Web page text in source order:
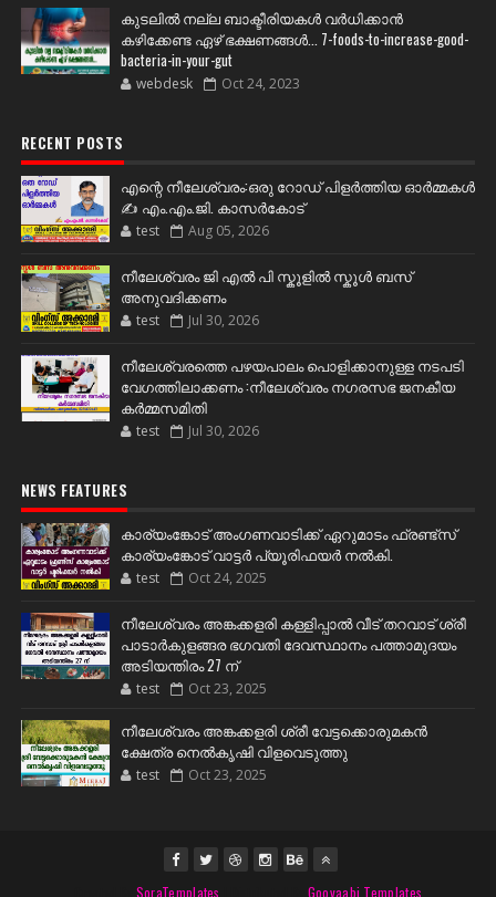
കുടലിൽ നല്ല ബാക്ടീരിയകൾ വര്‍ധിക്കാന്‍
കഴിക്കേണ്ട ഏഴ് ഭക്ഷണങ്ങള്‍... 7-foods-to-increase-good-
bacteria-in-your-gut
webdesk Oct 24, 2023
RECENT POSTS
എന്റെ നീലേശ്വരം:ഒരു റോഡ് പിളർത്തിയ ഓർമ്മകൾ
✍️ എം.എം.ജി. കാസർകോട്
test Aug 05, 2026
നീലേശ്വരം ജി എൽ പി സ്കൂളിൽ സ്കൂൾ ബസ്
അനുവദിക്കണം
test Jul 30, 2026
നീലേശ്വരത്തെ പഴയപാലം പൊളിക്കാനുള്ള നടപടി
വേഗത്തിലാക്കണം :നീലേശ്വരം നഗരസഭ ജനകീയ
കർമ്മസമിതി
test Jul 30, 2026
NEWS FEATURES
കാര്യംങ്കോട് അംഗണവാടിക്ക് ഏറുമാടം ഫ്രണ്ട്സ്
കാര്യംങ്കോട് വാട്ടർ പ്യൂരിഫയർ നൽകി.
test Oct 24, 2025
നീലേശ്വരം അങ്കക്കളരി കള്ളിപ്പാൽ വീട് തറവാട് ശ്രീ
പാടാർകുളങ്ങര ഭഗവതി ദേവസ്ഥാനം പത്താമുദയം
അടിയന്തിരം 27 ന്
test Oct 23, 2025
നീലേശ്വരം അങ്കക്കളരി ശ്രീ വേട്ടക്കൊരുമകൻ
ക്ഷേത്ര നെൽകൃഷി വിളവെടുത്തു
test Oct 23, 2025
SoraTemplates Gooyaabi Templates